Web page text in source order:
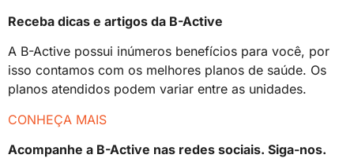
Receba dicas e artigos da B-Active
A B-Active possui inúmeros benefícios para você, por
isso contamos com os melhores planos de saúde. Os
planos atendidos podem variar entre as unidades.
CONHEÇA MAIS
Acompanhe a B-Active nas redes sociais. Siga-nos.